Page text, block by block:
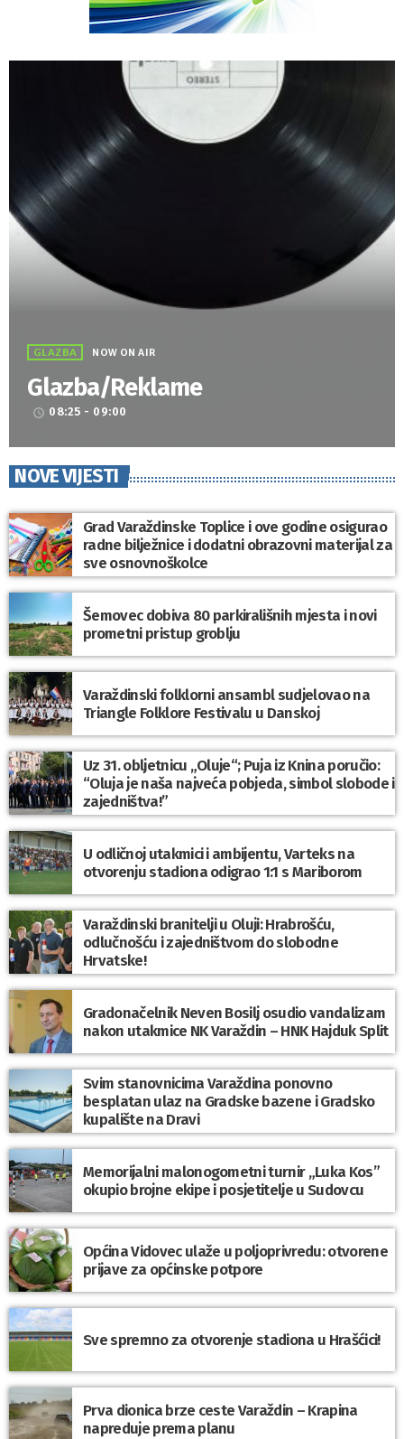
GLAZBA NOW ON AIR
Glazba/Reklame
access_time 08:25 - 09:00
NOVE VIJESTI
Grad Varaždinske Toplice i ove godine osigurao
radne bilježnice i dodatni obrazovni materijal za
sve osnovnoškolce
Šemovec dobiva 80 parkirališnih mjesta i novi
prometni pristup groblju
Varaždinski folklorni ansambl sudjelovao na
Triangle Folklore Festivalu u Danskoj
Uz 31. obljetnicu „Oluje“; Puja iz Knina poručio:
“Oluja je naša najveća pobjeda, simbol slobode i
zajedništva!”
U odličnoj utakmici i ambijentu, Varteks na
otvorenju stadiona odigrao 1:1 s Mariborom
Varaždinski branitelji u Oluji: Hrabrošću,
odlučnošću i zajedništvom do slobodne
Hrvatske!
Gradonačelnik Neven Bosilj osudio vandalizam
nakon utakmice NK Varaždin – HNK Hajduk Split
Svim stanovnicima Varaždina ponovno
besplatan ulaz na Gradske bazene i Gradsko
kupalište na Dravi
Memorijalni malonogometni turnir „Luka Kos”
okupio brojne ekipe i posjetitelje u Sudovcu
Općina Vidovec ulaže u poljoprivredu: otvorene
prijave za općinske potpore
Sve spremno za otvorenje stadiona u Hrašćici!
Prva dionica brze ceste Varaždin – Krapina
napreduje prema planu